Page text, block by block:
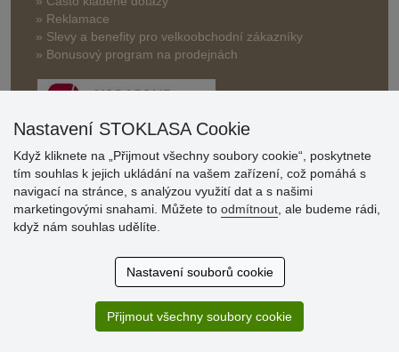
» Reklamace
» Slevy a benefity pro velkoobchodní zákazníky
» Bonusový program na prodejnách
Hodnocení
zákazníků
Super obchod, kvalitní zboží za slušné ceny. Vřele
Sortiment za fajn ceny a hlavně super rychlé dodání. Moc
Nastavení STOKLASA Cookie
Když kliknete na „Přijmout všechny soubory cookie“, poskytnete
tím souhlas k jejich ukládání na vašem zařízení, což pomáhá s
navigací na stránce, s analýzou využití dat a s našimi
marketingovými snahami. Můžete to odmítnout , ale budeme rádi,
když nám souhlas udělíte.
Nastavení souborů cookie
Přijmout všechny soubory cookie